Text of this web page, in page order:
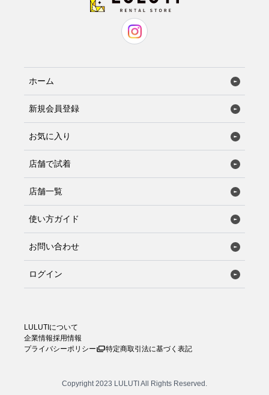
ホーム
新規会員登録
お気に入り
店舗で試着
店舗一覧
使い方ガイド
お問い合わせ
ログイン
LULUTIについて
企業情報採用情報
プライバシーポリシー
特定商取引法に基づく表記
Copyright 2023 LULUTI All Rights Reserved.